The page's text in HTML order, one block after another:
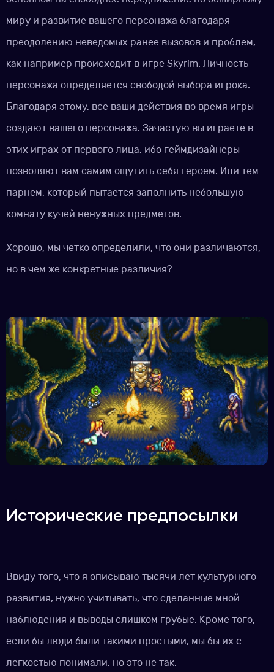
миру и развитие вашего персонажа благодаря
преодолению неведомых ранее вызовов и проблем,
как например происходит в игре Skyrim. Личность
персонажа определяется свободой выбора игрока.
Благодаря этому, все ваши действия во время игры
создают вашего персонажа. Зачастую вы играете в
этих играх от первого лица, ибо геймдизайнеры
позволяют вам самим ощутить себя героем. Или тем
парнем, который пытается заполнить небольшую
комнату кучей ненужных предметов.
Хорошо, мы четко определили, что они различаются,
но в чем же конкретные различия?
Исторические предпосылки
Ввиду того, что я описываю тысячи лет культурного
развития, нужно учитывать, что сделанные мной
наблюдения и выводы слишком грубые. Кроме того,
если бы люди были такими простыми, мы бы их с
легкостью понимали, но это не так.